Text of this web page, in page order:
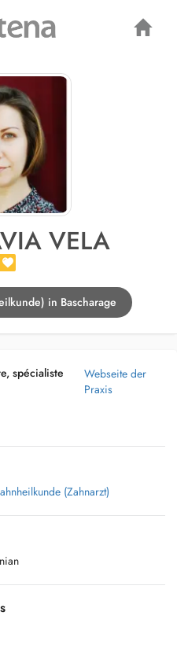
VELA
in Bascharage
spécialiste
Webseite der
Praxis
(Zahnarzt)